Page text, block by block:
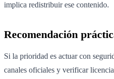
implica redistribuir ese contenido.
Recomendación
Si la prioridad es actuar con
canales oficiales y verificar